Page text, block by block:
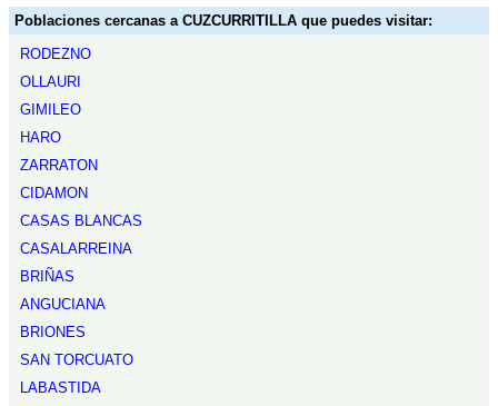
Poblaciones cercanas a CUZCURRITILLA que puedes visitar:
RODEZNO
OLLAURI
GIMILEO
HARO
ZARRATON
CIDAMON
CASAS BLANCAS
CASALARREINA
BRIÑAS
ANGUCIANA
BRIONES
SAN TORCUATO
LABASTIDA